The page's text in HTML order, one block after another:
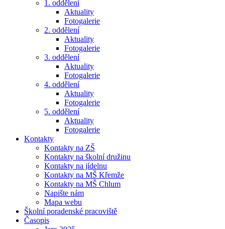
1. oddělení
Aktuality
Fotogalerie
2. oddělení
Aktuality
Fotogalerie
3. oddělení
Aktuality
Fotogalerie
4. oddělení
Aktuality
Fotogalerie
5. oddělení
Aktuality
Fotogalerie
Kontakty
Kontakty na ZŠ
Kontakty na školní družinu
Kontakty na jídelnu
Kontakty na MŠ Křemže
Kontakty na MŠ Chlum
Napište nám
Mapa webu
Školní poradenské pracoviště
Časopis